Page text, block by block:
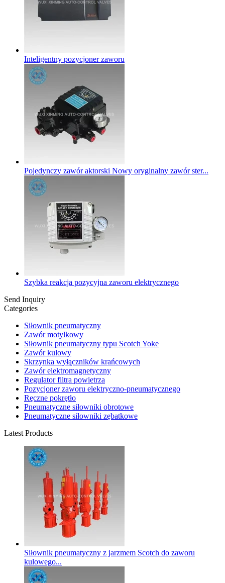
Inteligentny pozycjoner zaworu
Pojedynczy zawór aktorski Nowy oryginalny zawór ster...
Szybka reakcja pozycyjna zaworu elektrycznego
Send Inquiry
Categories
Siłownik pneumatyczny
Zawór motylkowy
Siłownik pneumatyczny typu Scotch Yoke
Zawór kulowy
Skrzynka wyłączników krańcowych
Zawór elektromagnetyczny
Regulator filtra powietrza
Pozycjoner zaworu elektryczno-pneumatycznego
Ręczne pokrętło
Pneumatyczne siłowniki obrotowe
Pneumatyczne siłowniki zębatkowe
Latest Products
Siłownik pneumatyczny z jarzmem Scotch do zaworu
kulowego...